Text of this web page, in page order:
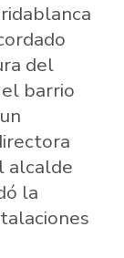
del
barrio
alcalde
la